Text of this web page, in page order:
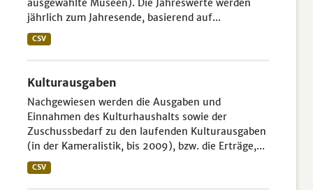
ausgewählte Museen). Die Jahreswerte werden
jährlich zum Jahresende, basierend auf...
CSV
Kulturausgaben
Nachgewiesen werden die Ausgaben und
Einnahmen des Kulturhaushalts sowie der
Zuschussbedarf zu den laufenden Kulturausgaben
(in der Kameralistik, bis 2009), bzw. die Erträge,...
CSV